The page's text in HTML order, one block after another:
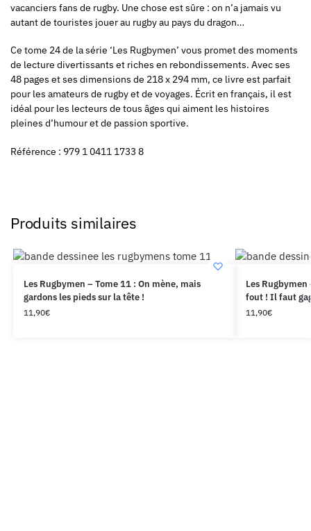
vacanciers fans de rugby. Une chose est sûre : on n’a jamais vu
autant de touristes jouer au rugby au pays du dragon…
Ce tome 24 de la série ‘Les Rugbymen’ vous promet des moments
de lecture divertissants et riches en rebondissements. Avec ses
48 pages et ses dimensions de 218 x 294 mm, ce livre est parfait
pour les amateurs de rugby et de voyages. Écrit en français, il est
idéal pour les lecteurs de tous âges qui aiment les histoires
pleines d’humour et de passion sportive.
Référence : 979 1 0411 1733 8
Produits similaires
Les Rugbymen – Tome 11 : On mène, mais
gardons les pieds sur la tête !
11,90€
Les Rugbymen
fout ! Il faut
11,90€